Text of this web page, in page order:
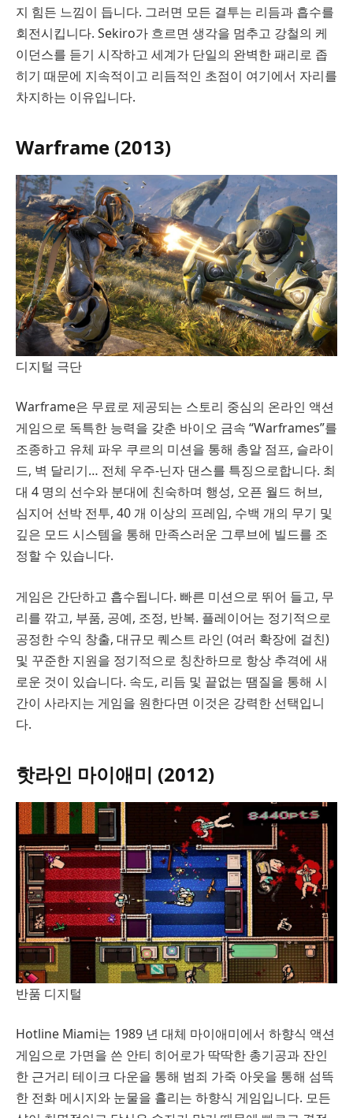
지 힘든 느낌이 듭니다. 그러면 모든 결투는 리듬과 흡수를
회전시킵니다. Sekiro가 흐르면 생각을 멈추고 강철의 케
이던스를 듣기 시작하고 세계가 단일의 완벽한 패리로 좁
히기 때문에 지속적이고 리듬적인 초점이 여기에서 자리를
차지하는 이유입니다.
Warframe (2013)
디지털 극단
Warframe은 무료로 제공되는 스토리 중심의 온라인 액션
게임으로 독특한 능력을 갖춘 바이오 금속 “Warframes”를
조종하고 유체 파우 쿠르의 미션을 통해 총알 점프, 슬라이
드, 벽 달리기… 전체 우주-닌자 댄스를 특징으로합니다. 최
대 4 명의 선수와 분대에 친숙하며 행성, 오픈 월드 허브,
심지어 선박 전투, 40 개 이상의 프레임, 수백 개의 무기 및
깊은 모드 시스템을 통해 만족스러운 그루브에 빌드를 조
정할 수 있습니다.
게임은 간단하고 흡수됩니다. 빠른 미션으로 뛰어 들고, 무
리를 깎고, 부품, 공예, 조정, 반복. 플레이어는 정기적으로
공정한 수익 창출, 대규모 퀘스트 라인 (여러 확장에 걸친)
및 꾸준한 지원을 정기적으로 칭찬하므로 항상 추격에 새
로운 것이 있습니다. 속도, 리듬 및 끝없는 땜질을 통해 시
간이 사라지는 게임을 원한다면 이것은 강력한 선택입니
다.
핫라인 마이애미 (2012)
반품 디지털
Hotline Miami는 1989 년 대체 마이애미에서 하향식 액션
게임으로 가면을 쓴 안티 히어로가 딱딱한 총기공과 잔인
한 근거리 테이크 다운을 통해 범죄 가죽 아웃을 통해 섬뜩
한 전화 메시지와 눈물을 흘리는 하향식 게임입니다. 모든